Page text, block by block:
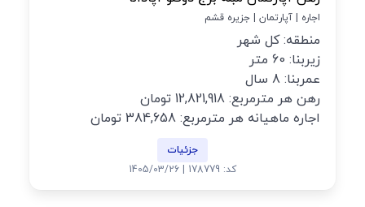
اجاره | آپارتمان | جزیره قشم
منطقه: کل شهر
زیربنا: 60 متر
عمربنا: 8 سال
رهن هر مترمربع: 12,821,918 تومان
اجاره ماهیانه هر مترمربع: 384,658 تومان
جزئیات
کد: 178779 | 1405/03/26